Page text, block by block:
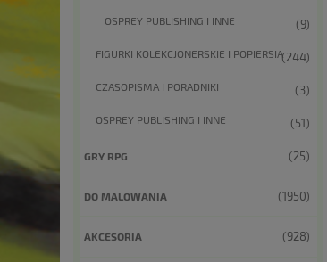
OSPREY PUBLISHING I INNE (9)
FIGURKI KOLEKCJONERSKIE I POPIERSIA(244)
CZASOPISMA I PORADNIKI (3)
OSPREY PUBLISHING I INNE (51)
GRY RPG (25)
DO MALOWANIA (1950)
AKCESORIA (928)